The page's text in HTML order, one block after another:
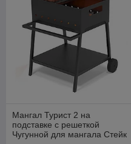
Мангал Турист 2 на
подставке с решеткой
Чугунной для мангала Стейк